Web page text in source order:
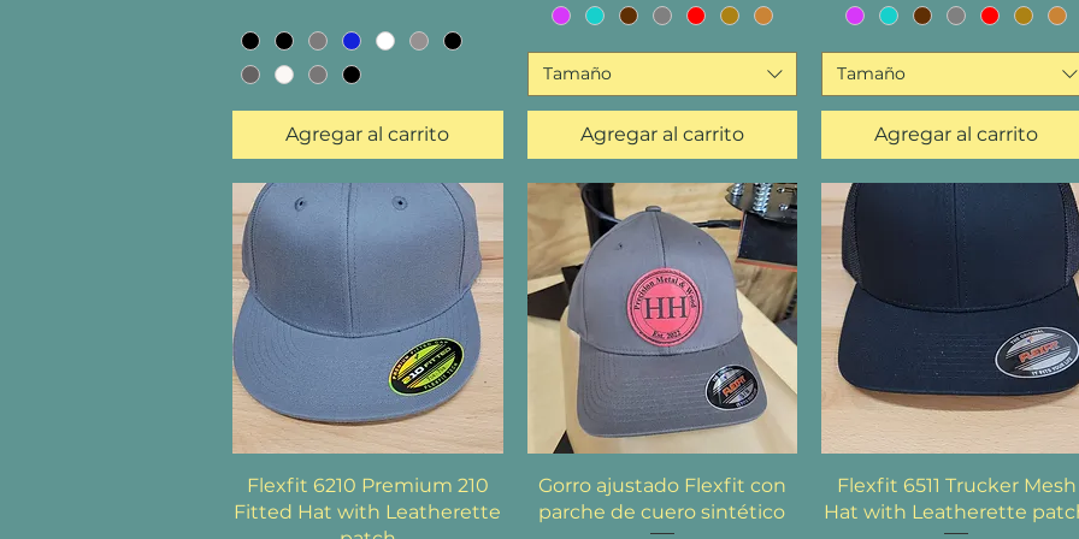
Agregar al carrito
Tamaño
Agregar al carrito
Tamaño
Agregar al carrito
Vista rápida
Flexfit 6210 Premium 210
Fitted Hat with Leatherette
Vista rápida
Gorro ajustado Flexfit con
parche de cuero sintético
Vista rápida
Flexfit 6511 Trucker Mesh
Hat with Leatherette